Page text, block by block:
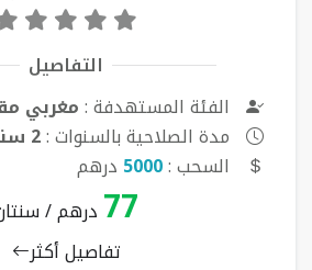
التفاصيل
الفئة المستهدفة :مغربي
مدة الصلاحية بالسنوات :2 سنوات
السحب :5000 درهم
77 درهم /
تفاصيل أكثر